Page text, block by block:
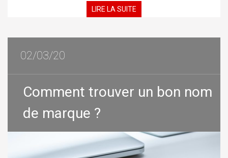
LIRE LA SUITE
02/03/20
Comment trouver un bon nom
de marque ?